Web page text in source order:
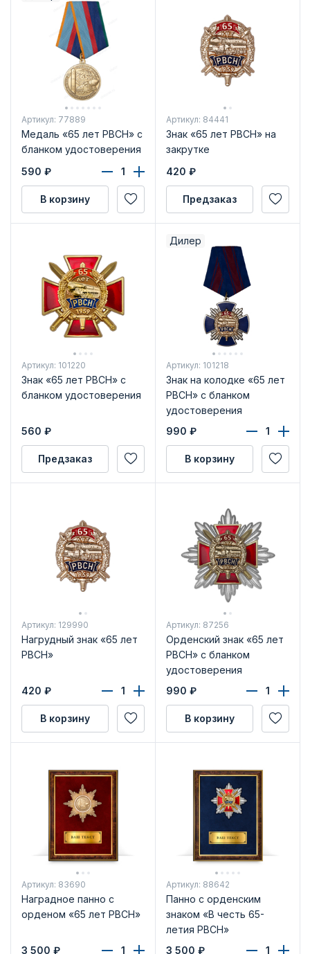
Артикул: 77889
Медаль «65 лет РВСН» с
бланком удостоверения
590 ₽
В корзину
Артикул: 84441
Знак «65 лет РВСН» на
закрутке
420 ₽
Предзаказ
Артикул: 101220
Знак «65 лет РВСН» с
бланком удостоверения
560 ₽
Предзаказ
Дилер
Артикул: 101218
Знак на колодке «65 лет
РВСН» с бланком
удостоверения
990 ₽
В корзину
Артикул: 129990
Нагрудный знак «65 лет
РВСН»
420 ₽
В корзину
Артикул: 87256
Орденский знак «65 лет
РВСН» с бланком
удостоверения
990 ₽
В корзину
Артикул: 83690
Наградное панно с
орденом «65 лет РВСН»
3 500 ₽
Артикул: 88642
Панно с орденским
знаком «В честь 65-
летия РВСН»
3 500 ₽